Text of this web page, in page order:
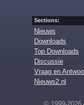
Sections:
Nieuws
Downloads
Top Downloads
Discussie
Vraag en
Nieuws2.nl